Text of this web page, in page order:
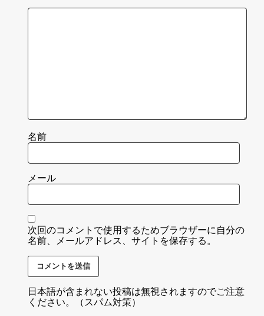
名前
メール
次回のコメントで使用するためブラウザーに自分の
名前、メールアドレス、サイトを保存する。
日本語が含まれない投稿は無視されますのでご注意
ください。（スパム対策）